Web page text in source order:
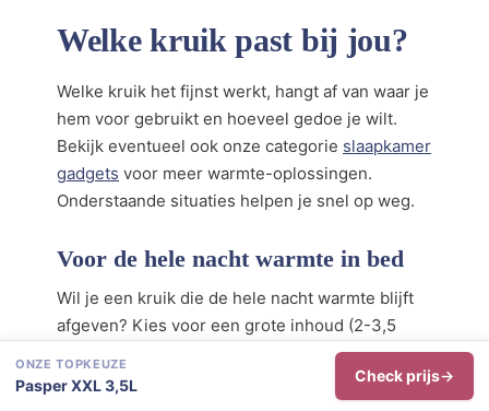
Welke kruik past bij jou?
Welke kruik het fijnst werkt, hangt af van waar je
hem voor gebruikt en hoeveel gedoe je wilt.
Bekijk eventueel ook onze categorie slaapkamer
gadgets voor meer warmte-oplossingen.
Onderstaande situaties helpen je snel op weg.
Voor de hele nacht warmte in bed
Wil je een kruik die de hele nacht warmte blijft
afgeven? Kies voor een grote inhoud (2-3,5
of deFashy 2L.
Hoe meer water, hoe langer de warmte.
ONZE TOPKEUZE
Pasper XXL 3,5L Check prijs